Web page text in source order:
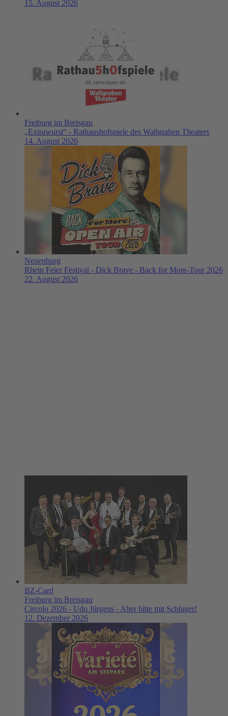
15. August 2026
Freiburg im Breisgau
„Extrawurst“ - Rathaushofspiele des Wallgraben Theaters
14. August 2026
Neuenburg
Rhein Feier Festival - Dick Brave - Back for More-Tour 2026
22. August 2026
BZ-Card
Freiburg im Breisgau
Circolo 2026 - Udo Jürgens - Aber bitte mit Schlager!
12. Dezember 2026